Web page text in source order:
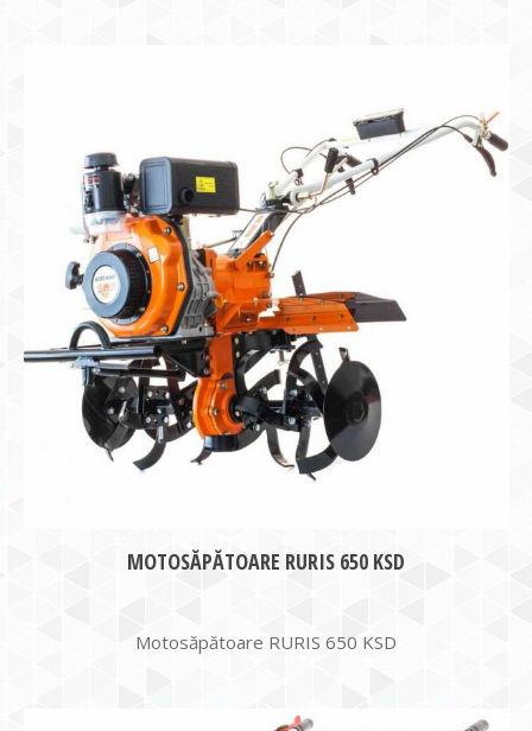
MOTOSĂPĂTOARE RURIS 650 KSD
Motosăpătoare RURIS 650 KSD